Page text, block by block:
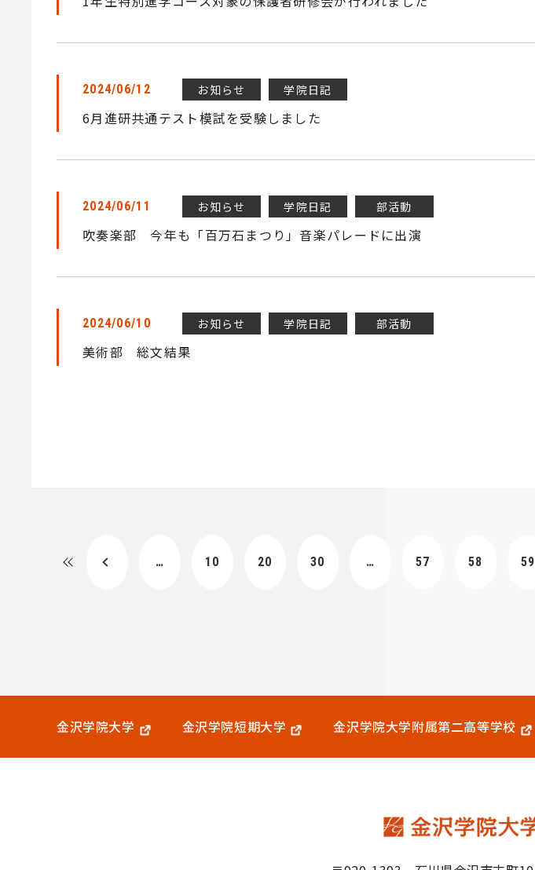
2024/06/12 お知らせ 学院日記
6月進研共通テスト模試を受験しました
2024/06/11 お知らせ 学院日記 部活動
吹奏楽部 今年も「百万石まつり」音楽パレードに出演
2024/06/10 お知らせ 学院日記 部活動
美術部 総文結果
… 10 20 30 … 57 58 59
金沢学院大学 金沢学院短期大学 金沢学院大学附属第二高等学校